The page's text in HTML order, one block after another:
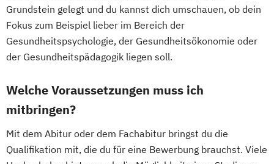
Grundstein gelegt und du kannst dich umschauen, ob dein
Fokus zum Beispiel lieber im Bereich der
Gesundheitspsychologie, der Gesundheitsökonomie oder
der Gesundheitspädagogik liegen soll.
Welche Voraussetzungen muss ich
mitbringen?
Mit dem Abitur oder dem Fachabitur bringst du die
Qualifikation mit, die du für eine Bewerbung brauchst. Viele